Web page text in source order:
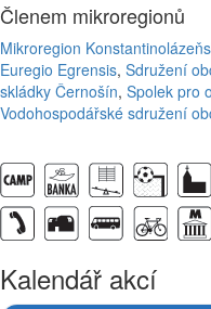
Členem mikroregionů
Mikroregion
Euregio Egrensis, Sdružení
skládky Černošín, Spolek pro
Vodohospodářské sdružení
Kalendář akcí